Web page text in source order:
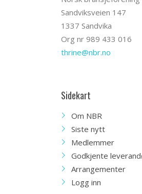
Sandviksveien 147
1337 Sandvika
Org nr 989 433 016
thrine@nbr.no
Sidekart
Om NBR
Siste nytt
Medlemmer
Godkjente
Arrangementer
Logg inn